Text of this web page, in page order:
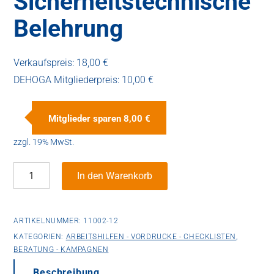
Belehrung
Verkaufspreis: 18,00 €
DEHOGA Mitgliederpreis: 10,00 €
Mitglieder sparen 8,00 €
zzgl. 19% MwSt.
Sicherheitstechnische
Belehrung
In den Warenkorb
ARTIKELNUMMER: 11002-12
KATEGORIEN: ARBEITSHILFEN - VORDRUCKE - CHECKLISTEN
BERATUNG - KAMPAGNEN